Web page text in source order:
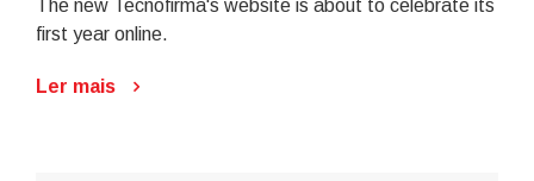
The new Tecnofirma's website is about to celebrate its
first year online.
Ler mais